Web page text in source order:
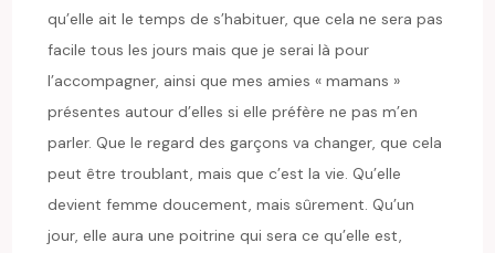
qu’elle ait le temps de s’habituer, que cela ne sera pas
facile tous les jours mais que je serai là pour
l’accompagner, ainsi que mes amies « mamans »
présentes autour d’elles si elle préfère ne pas m’en
parler. Que le regard des garçons va changer, que cela
peut être troublant, mais que c’est la vie. Qu’elle
devient femme doucement, mais sûrement. Qu’un
jour, elle aura une poitrine qui sera ce qu’elle est,